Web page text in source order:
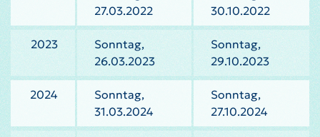
27.03.2022
30.10.2022
2023
Sonntag,
26.03.2023
Sonntag,
29.10.2023
2024
Sonntag,
31.03.2024
Sonntag,
27.10.2024